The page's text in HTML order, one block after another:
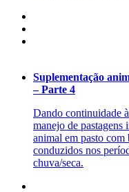
Suplementação
– Parte 4
Dando continuidade
manejo de pastagens
animal em pasto com
conduzidos nos
chuva/seca.